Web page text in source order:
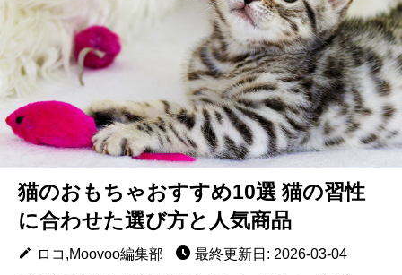
猫のおもちゃおすすめ10選 猫の習性
に合わせた選び方と人気商品
ロコ,Moovoo編集部
最終更新日: 2026-03-04